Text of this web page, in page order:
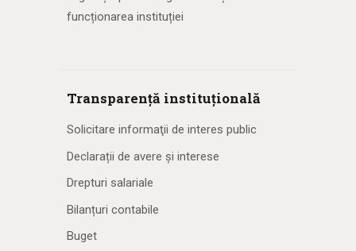
funcționarea instituției
Transparență instituțională
Solicitare informaţii de interes public
Declarații de avere și interese
Drepturi salariale
Bilanțuri contabile
Buget